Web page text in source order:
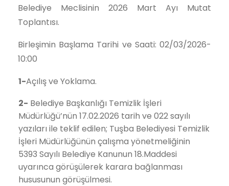
Belediye Meclisinin 2026 Mart Ayı Mutat
Toplantısı.
Birleşimin Başlama Tarihi ve Saati: 02/03/2026-
10:00
1-Açılış ve Yoklama.
2- Belediye Başkanlığı Temizlik İşleri
Müdürlüğü’nün 17.02.2026 tarih ve 022 sayılı
yazıları ile teklif edilen; Tuşba Belediyesi Temizlik
İşleri Müdürlüğünün çalışma yönetmeliğinin
5393 Sayılı Belediye Kanunun 18.Maddesi
uyarınca görüşülerek karara bağlanması
hususunun görüşülmesi.